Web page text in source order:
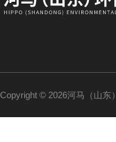
Copyright © 2026河马（山